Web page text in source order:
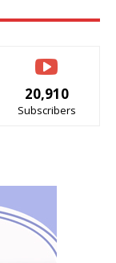
20,910
Subscribers